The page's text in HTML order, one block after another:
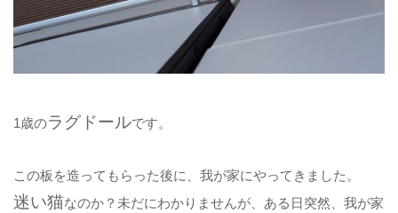
1歳のラグドールです。
この板を造ってもらった後に、我が家にやってきました。
迷い猫なのか？未だにわかりませんが、ある日突然、我が家